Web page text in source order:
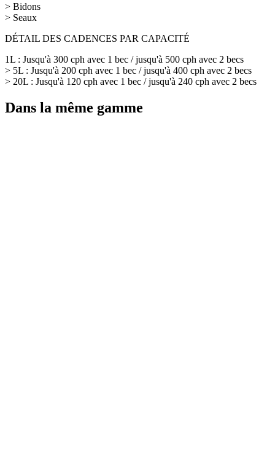
> Bidons
> Seaux
DÉTAIL DES CADENCES PAR CAPACITÉ
1L : Jusqu'à 300 cph avec 1 bec / jusqu'à 500 cph avec 2 becs
> 5L : Jusqu'à 200 cph avec 1 bec / jusqu'à 400 cph avec 2 becs
> 20L : Jusqu'à 120 cph avec 1 bec / jusqu'à 240 cph avec 2 becs
Dans la même gamme